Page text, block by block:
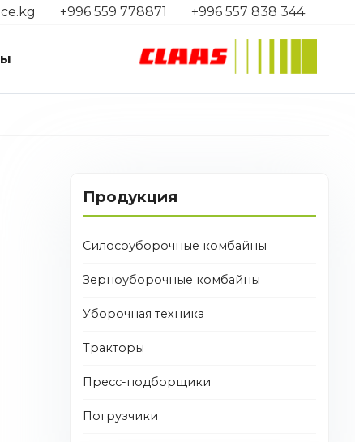
+996 559 778871 +996 557 838 344
Продукция
Силосоуборочные комбайны
Зерноуборочные комбайны
Уборочная техника
Тракторы
Пресс-подборщики
Погрузчики